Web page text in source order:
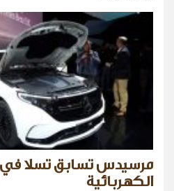
مرسيدس تسابق تسلا في
الكهربائية